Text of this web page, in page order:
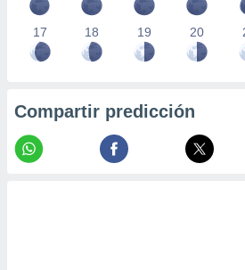
17 18 19 20
Compartir predicción